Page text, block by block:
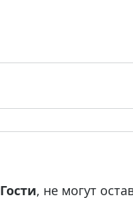
Гости, не могут